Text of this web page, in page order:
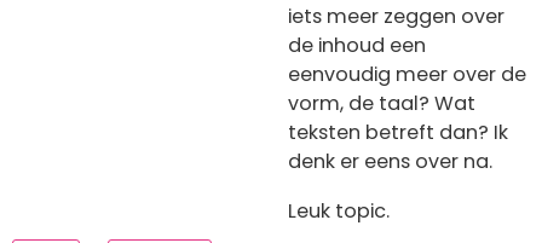
iets meer zeggen over
de inhoud een
eenvoudig meer over de
vorm, de taal? Wat
teksten betreft dan? Ik
denk er eens over na.
Leuk topic.